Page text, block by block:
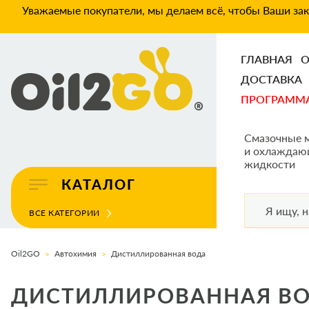
Уважаемые покупатели, мы делаем всё, чтобы Ваши
КАТАЛОГ
ВСЕ КАТЕГОРИИ
ГЛАВНАЯ
ДОСТАВКА
Смазочные
и
жидкости
Oil2GO Автохимия Дистиллированная вода
ДИСТИЛЛИРОВАННАЯ